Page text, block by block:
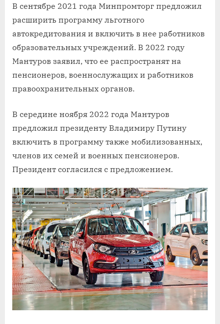
В сентябре 2021 года Минпромторг предложил
расширить программу льготного
автокредитования и включить в нее работников
образовательных учреждений. В 2022 году
Мантуров заявил, что ее распространят на
пенсионеров, военнослужащих и работников
правоохранительных органов.
В середине ноября 2022 года Мантуров
предложил президенту Владимиру Путину
включить в программу также мобилизованных,
членов их семей и военных пенсионеров.
Президент согласился с предложением.